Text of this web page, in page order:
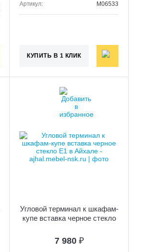
Артикул:
M06533
КУПИТЬ В 1 КЛИК
Угловой терминал к шкафам-
купе вставка черное стекло
7 980 ₽